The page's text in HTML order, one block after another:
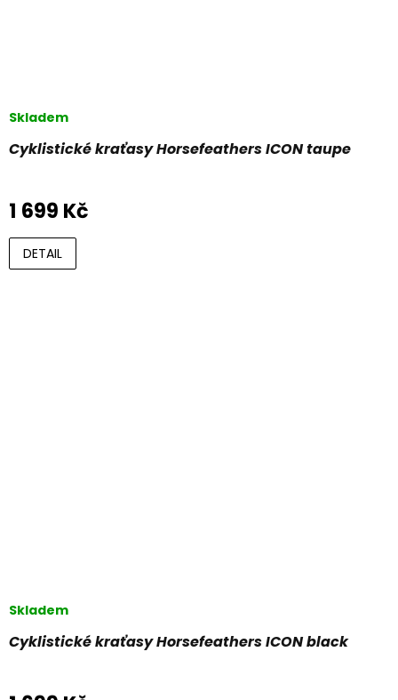
Cyklistické kraťasy Horsefeathers ICON taupe
Skladem
1 699 Kč
DETAIL
Cyklistické kraťasy Horsefeathers ICON black
Skladem